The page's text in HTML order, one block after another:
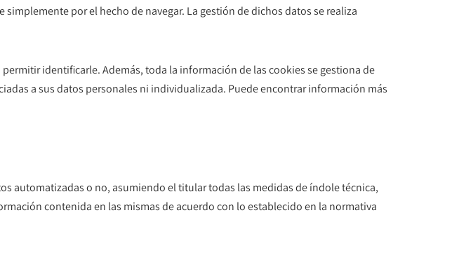
por el hecho de navegar. La gestión de dichos datos se realiza
identificarle. Además, toda la información de las cookies se gestiona de
a sus datos personales ni individualizada. Puede encontrar información más
automatizadas o no, asumiendo el titular todas las medidas de índole técnica,
contenida en las mismas de acuerdo con lo establecido en la normativa